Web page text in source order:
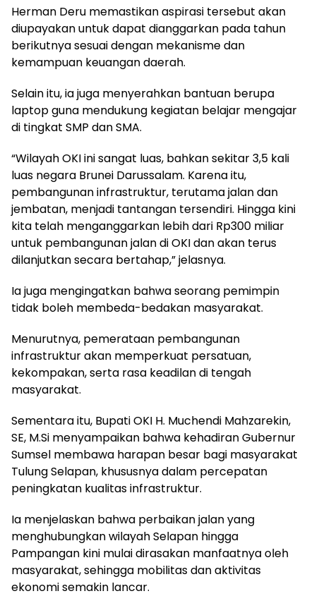
Herman Deru memastikan aspirasi tersebut akan
diupayakan untuk dapat dianggarkan pada tahun
berikutnya sesuai dengan mekanisme dan
kemampuan keuangan daerah.
Selain itu, ia juga menyerahkan bantuan berupa
laptop guna mendukung kegiatan belajar mengajar
di tingkat SMP dan SMA.
“Wilayah OKI ini sangat luas, bahkan sekitar 3,5 kali
luas negara Brunei Darussalam. Karena itu,
pembangunan infrastruktur, terutama jalan dan
jembatan, menjadi tantangan tersendiri. Hingga kini
kita telah menganggarkan lebih dari Rp300 miliar
untuk pembangunan jalan di OKI dan akan terus
dilanjutkan secara bertahap,” jelasnya.
Ia juga mengingatkan bahwa seorang pemimpin
tidak boleh membeda-bedakan masyarakat.
Menurutnya, pemerataan pembangunan
infrastruktur akan memperkuat persatuan,
kekompakan, serta rasa keadilan di tengah
masyarakat.
Sementara itu, Bupati OKI H. Muchendi Mahzarekin,
SE, M.Si menyampaikan bahwa kehadiran Gubernur
Sumsel membawa harapan besar bagi masyarakat
Tulung Selapan, khususnya dalam percepatan
peningkatan kualitas infrastruktur.
Ia menjelaskan bahwa perbaikan jalan yang
menghubungkan wilayah Selapan hingga
Pampangan kini mulai dirasakan manfaatnya oleh
masyarakat, sehingga mobilitas dan aktivitas
ekonomi semakin lancar.